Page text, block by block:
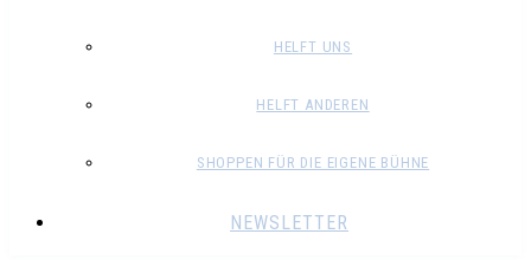
HELFT UNS
HELFT ANDEREN
SHOPPEN FÜR DIE EIGENE BÜHNE
NEWSLETTER